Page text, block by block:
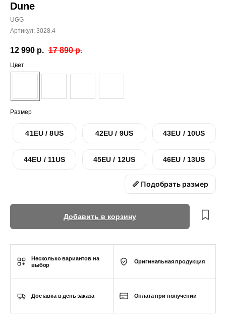
Dune
UGG
Артикул: 3028.4
12 990 р. 17 890 р.
Цвет
Размер
41EU / 8US 42EU / 9US 43EU / 10US
44EU / 11US 45EU / 12US 46EU / 13US
📏 Подобрать размер
Добавить в корзину
Несколько вариантов на
выбор
Оригинальная продукция
Доставка в день заказа Оплата при получении